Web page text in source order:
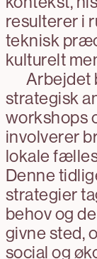
resulterer i
teknisk
kulturelt
Arbejdet
strategisk
workshops
involverer
lokale
Denne
strategier
behov og
givne sted,
social og